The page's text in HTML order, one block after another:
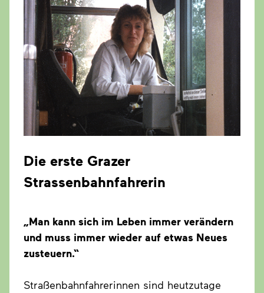
Die erste Grazer
Strassenbahnfahrerin
„Man kann sich im Leben immer verändern
und muss immer wieder auf etwas Neues
zusteuern.“
Straßenbahnfahrerinnen sind heutzutage